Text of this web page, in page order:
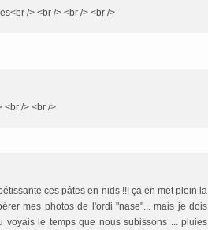
/> <br /> <br /> <br />
<br /> <br />
ces pâtes en nids !!! ça en met plein la
mes photos de l'ordi "nase"... mais je dois
voyais le temps que nous subissons ... pluies